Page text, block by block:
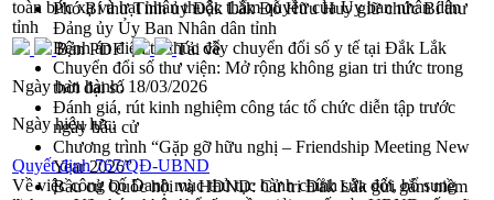
Phó Bí thư Tỉnh ủy Đắk Lắk Đỗ Hữu Huy giữ chức Bí thư
Đảng ủy Ủy Ban Nhân dân tỉnh
Bệnh án điện tử thúc đẩy chuyển đổi số y tế tại Đắk Lắk
Chuyển đổi số thư viện: Mở rộng không gian tri thức trong
thời đại số
Đánh giá, rút kinh nghiệm công tác tổ chức diễn tập trước
ngày bầu cử
Chương trình “Gặp gỡ hữu nghị – Friendship Meeting New
Year 2026”
Bầu cử Quốc hội và HĐND: Cử tri Đắk Lắk gửi gắm niềm
toàn bức xạ và hạt nhân thuộc thẩm quyền của Ủy ban nhân dân
tỉnh
Bản PDF
Tải về
Ngày ban hành:18/03/2026
Ngày hiệu lực:
Quyết định 767/QĐ-UBND
Về việc công bố Danh mục thủ tục hành chính sửa đổi, bổ sung